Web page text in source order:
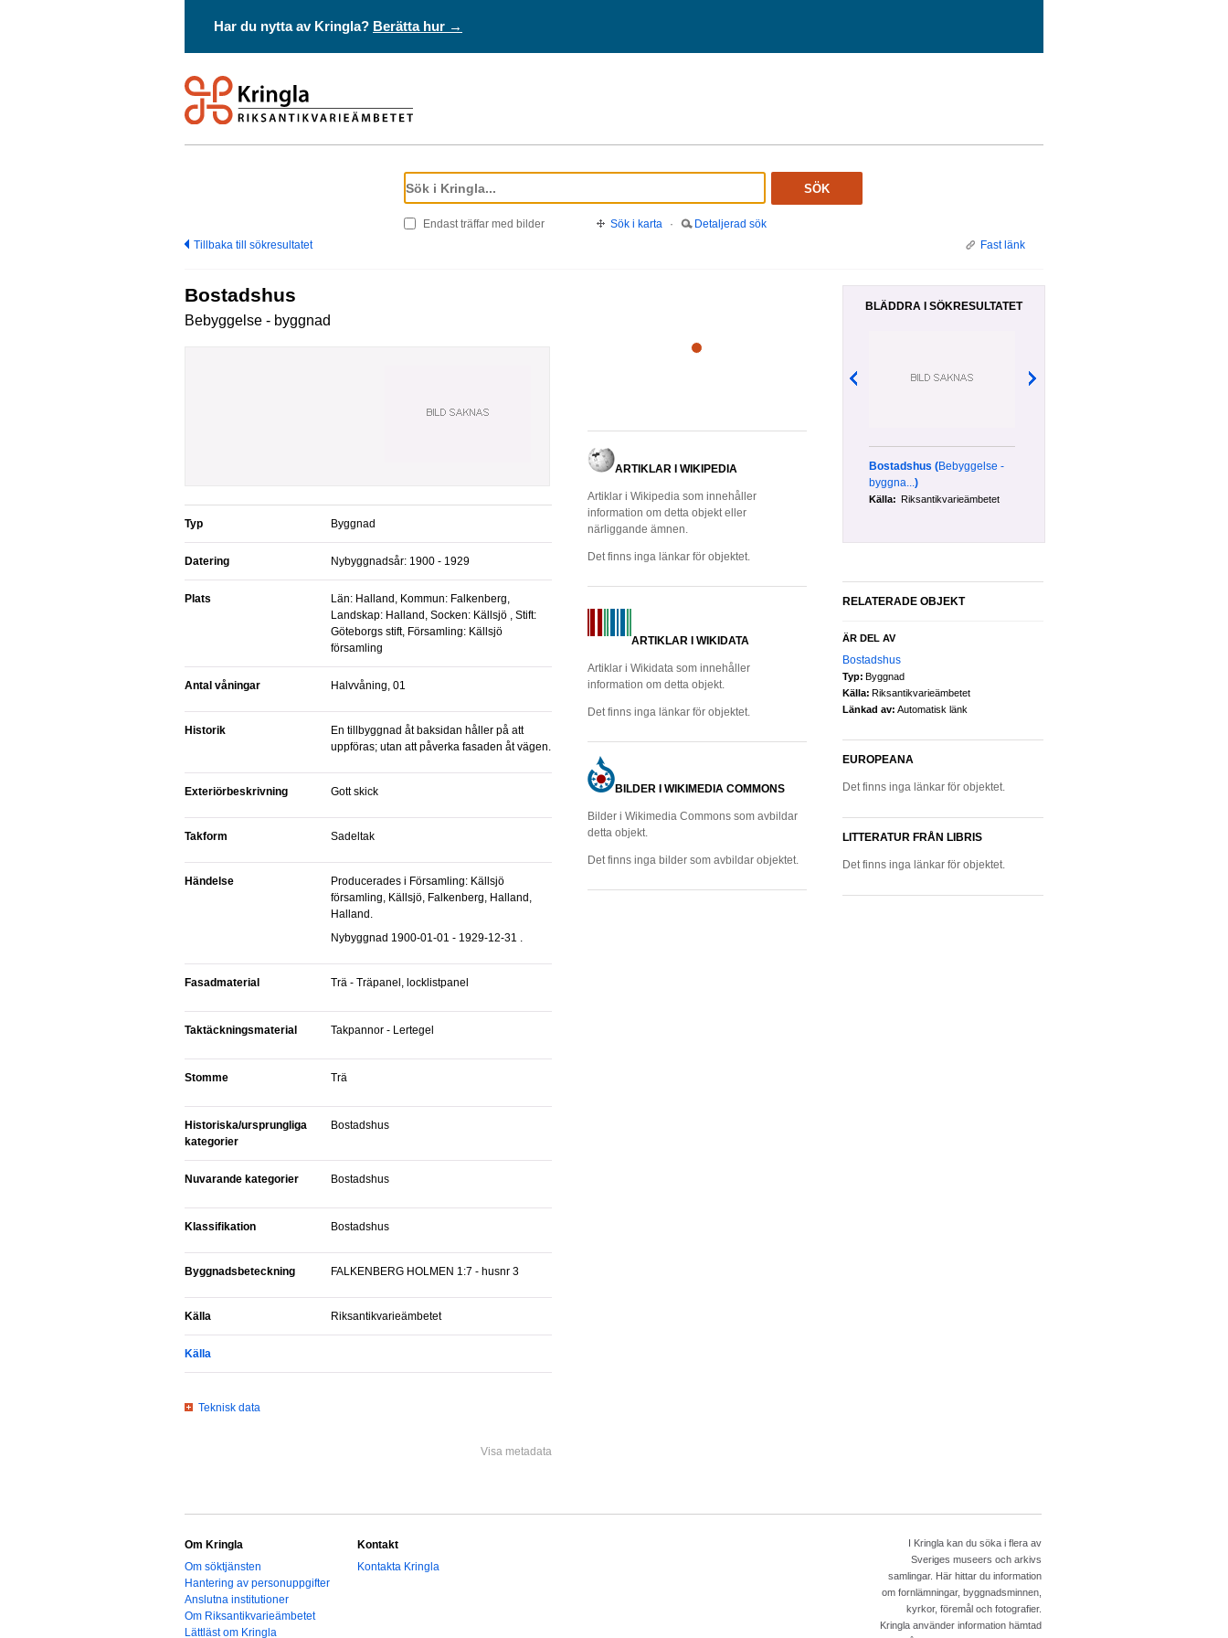
Har du nytta av Kringla? Berätta hur →
SÖK
Endast träffar med bilder Sök i karta ·
Detaljerad sök
Tillbaka till sökresultatet
Fast länk
ARTIKLAR I WIKIPEDIA
Artiklar i Wikipedia som innehåller
information om detta objekt eller
närliggande ämnen.
Det finns inga länkar för objektet.
ARTIKLAR I WIKIDATA
Artiklar i Wikidata som innehåller
information om detta objekt.
Det finns inga länkar för objektet.
BILDER I WIKIMEDIA COMMONS
Bilder i Wikimedia Commons som avbildar
detta objekt.
Det finns inga bilder som avbildar objektet.
Bostadshus
Bebyggelse - byggnad
Typ Byggnad
Datering Nybyggnadsår: 1900 - 1929
Plats
Län: Halland, Kommun: Falkenberg,
Landskap: Halland, Socken: Källsjö , Stift:
Göteborgs stift, Församling: Källsjö
församling
Antal våningar Halvvåning, 01
Historik
En tillbyggnad åt baksidan håller på att
uppföras; utan att påverka fasaden åt vägen.
Exteriörbeskrivning Gott skick
Takform Sadeltak
Händelse
Producerades i Församling: Källsjö
församling, Källsjö, Falkenberg, Halland,
Halland.
Nybyggnad 1900-01-01 - 1929-12-31 .
Fasadmaterial Trä - Träpanel, locklistpanel
Taktäckningsmaterial Takpannor - Lertegel
Stomme Trä
Historiska/ursprungliga
kategorier
Bostadshus
Nuvarande kategorier Bostadshus
Klassifikation Bostadshus
Byggnadsbeteckning FALKENBERG HOLMEN 1:7 - husnr 3
Källa Riksantikvarieämbetet
Källa
Teknisk data
Visa metadata
BLÄDDRA I SÖKRESULTATET
Bostadshus (Bebyggelse -
byggna...)
Källa: Riksantikvarieämbetet
RELATERADE OBJEKT
ÄR DEL AV
Bostadshus
Typ: Byggnad
Källa: Riksantikvarieämbetet
Länkad av: Automatisk länk
EUROPEANA
Det finns inga länkar för objektet.
LITTERATUR FRÅN LIBRIS
Det finns inga länkar för objektet.
Om Kringla
Om söktjänsten
Hantering av personuppgifter
Anslutna institutioner
Om Riksantikvarieämbetet
Lättläst om Kringla
Kontakt
Kontakta Kringla
I Kringla kan du söka i flera av
Sveriges museers och arkivs
samlingar. Här hittar du information
om fornlämningar, byggnadsminnen,
kyrkor, föremål och fotografier.
Kringla använder information hämtad